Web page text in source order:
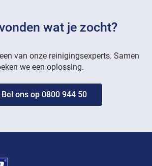
wat je zocht?
van onze reinigingsexperts. Samen
we een oplossing.
Bel ons op 0800 944 50